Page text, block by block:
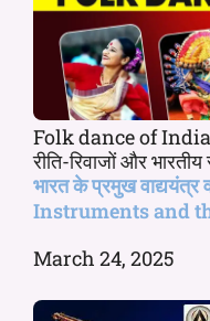
Folk dance of India:
रीति-रिवाजों और
भारत के प्रमुख
Instruments and
March 24, 2025